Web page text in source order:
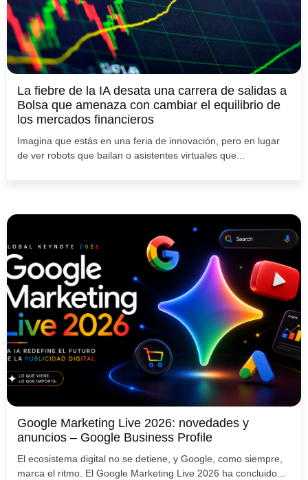
La fiebre de la IA desata una carrera de salidas a
Bolsa que amenaza con cambiar el equilibrio de
los mercados financieros
Imagina que estás en una feria de innovación, pero en lugar
de ver robots que bailan o asistentes virtuales que...
Google Marketing Live 2026: novedades y
anuncios – Google Business Profile
El ecosistema digital no se detiene, y Google, como siempre,
marca el ritmo. El Google Marketing Live 2026 ha concluido...